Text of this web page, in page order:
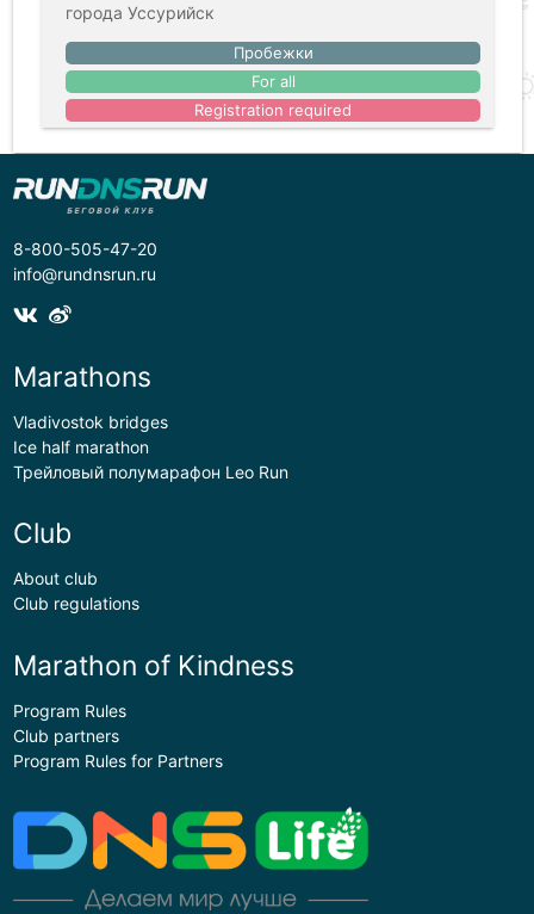
города Уссурийск
Пробежки
For all
Registration required
8-800-505-47-20
info@rundnsrun.ru
Marathons
Vladivostok bridges
Ice half marathon
Трейловый полумарафон Leo Run
Club
About club
Club regulations
Marathon of Kindness
Program Rules
Club partners
Program Rules for Partners